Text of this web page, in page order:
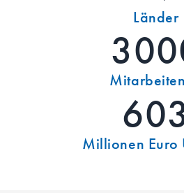
Länder
Millionen Euro